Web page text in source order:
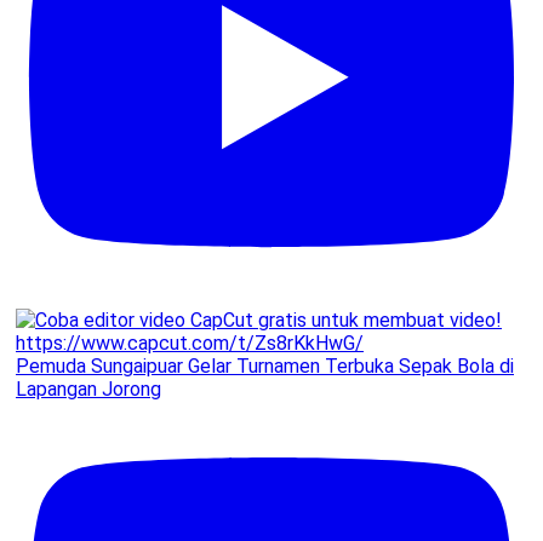
Pemuda Sungaipuar Gelar Turnamen Terbuka Sepak Bola di
Lapangan Jorong